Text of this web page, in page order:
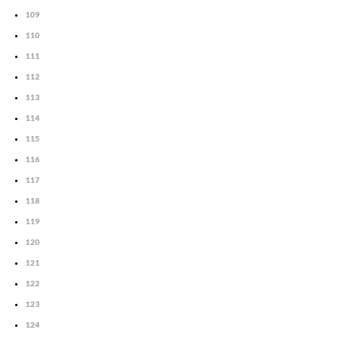
109
110
111
112
113
114
115
116
117
118
119
120
121
122
123
124